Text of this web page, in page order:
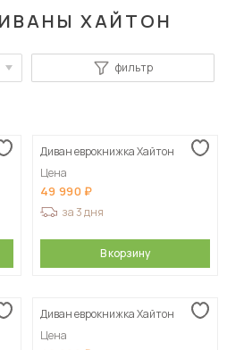
ХАЙТОН
фильтр
Диван еврокнижка Хайтон
Цена
49 990
за 3 дня
В корзину
Диван еврокнижка Хайтон
Цена